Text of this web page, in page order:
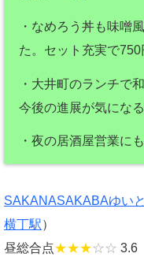
・なめろう丼も味噌
た。セット充実で750
・大井町のランチで
今後の進展が気になる
・夜の居酒屋営業に
SAKANASAKABAゆいと
横丁駅）
昼総合点★★★☆☆ 3.6